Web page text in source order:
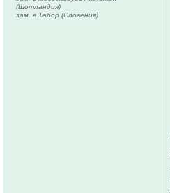
(Шотландия)
зам. в Табор (Словения)